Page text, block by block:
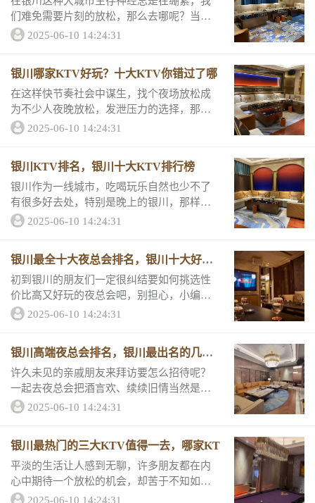
们难免需要片刻的放松，那么去哪呢？当然
是KTV啦！银川排名前十的KTV总是让人惊
呢？银...
2025-06-10 14:24:31
银川哪家KTV好玩？十大KTV你错过了哪
在这样快节奏社会中谋生，找个夜场放松成
为不少人夜晚放松，发泄压力的选择，那么
在银川有哪些适合休闲释放压力的KTV呢？
TV推...
2025-06-10 14:24:31
银川KTV排名，银川十大KTV排行榜
银川作为一线城市，吃喝玩乐自然也少不了
有很多好去处，特别是晚上的银川，那样迷
人又可爱，为了让你不在花花世界中迷路，
和评分吧...
2025-06-10 14:24:31
银川最全十大夜总会排名，银川十大好玩
夜总
初到银川的朋友们一定很纠结要如何挑选性
价比高又好玩的夜总会吧，别担心，小编根
据客户评分、消费情况等情况整理出了一份
辉煌夜总...
2025-06-10 14:24:31
银川高端夜总会排名，银川最出名的几家
夜总
许久未见的亲戚朋友来拜访要怎么招待呢？
一起去夜总会把酒言欢、续续旧情当然是最
好的选择！特别推荐银川三大高端夜总会排
格 ...
2025-06-10 14:24:31
银川最热门的三大KTV值得一去，哪家KT
平淡的生活让人感到无聊，许多朋友都在内
心中期待一个放松的机会，却苦于不知如何
挑选娱乐场所。小编贴心地为大家整理了银
2025-06-10 14:24:31